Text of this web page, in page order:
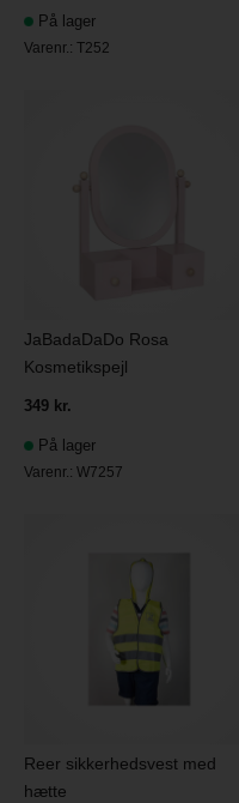
På lager
Varenr.:T252
JaBadaDaDo Rosa
Kosmetikspejl
349 kr.
På lager
Varenr.:W7257
Reer sikkerhedsvest med
hætte